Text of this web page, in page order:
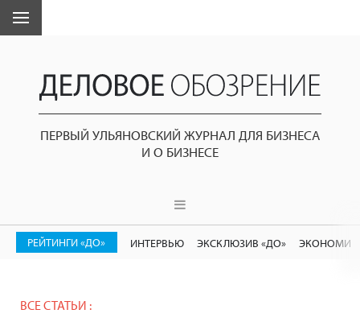
ПЕРВЫЙ УЛЬЯНОВСКИЙ ЖУРНАЛ ДЛЯ БИЗНЕСА
И О БИЗНЕСЕ
РЕЙТИНГИ «ДО» ИНТЕРВЬЮ ЭКСКЛЮЗИВ «ДО»
ВСЕ СТАТЬИ :